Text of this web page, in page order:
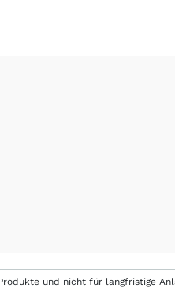
und nicht für langfristige